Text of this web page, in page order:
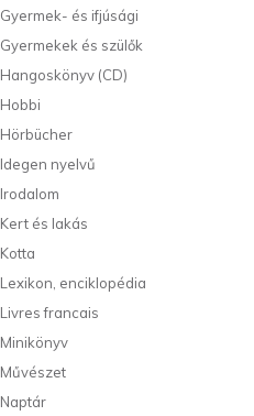
Gyermek- és ifjúsági
Gyermekek és szülők
Hangoskönyv (CD)
Hobbi
Hörbücher
Idegen nyelvű
Irodalom
Kert és lakás
Kotta
Lexikon, enciklopédia
Livres francais
Minikönyv
Művészet
Naptár